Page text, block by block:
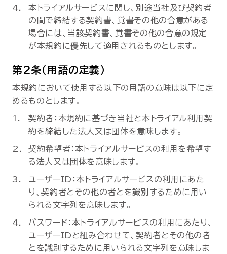
EN
本トライアルサービスに関し、別途当社及び契約者
の間で締結する契約書、覚書その他の合意がある
場合には、当該契約書、覚書その他の合意の規定
が本規約に優先して適用されるものとします。
第2条（用語の定義）
本規約において使用する以下の用語の意味は以下に定
めるものとします。
契約者：本規約に基づき当社と本トライアル利用契
約を締結した法人又は団体を意味します。
契約希望者：本トライアルサービスの利用を希望す
る法人又は団体を意味します。
ユーザーID：本トライアルサービスの利用にあた
り、契約者とその他の者とを識別するために用い
られる文字列を意味します。
パスワード：本トライアルサービスの利用にあたり、
ユーザーIDと組み合わせて、契約者とその他の者
とを識別するために用いられる文字列を意味しま